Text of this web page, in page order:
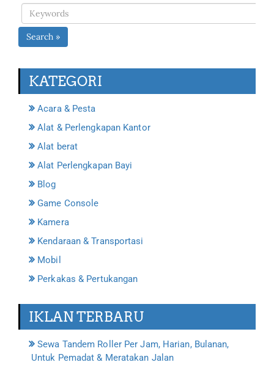
Search »
KATEGORI
Acara & Pesta
Alat & Perlengkapan Kantor
Alat berat
Alat Perlengkapan Bayi
Blog
Game Console
Kamera
Kendaraan & Transportasi
Mobil
Perkakas & Pertukangan
IKLAN TERBARU
Sewa Tandem Roller Per Jam, Harian, Bulanan,
Untuk Pemadat & Meratakan Jalan